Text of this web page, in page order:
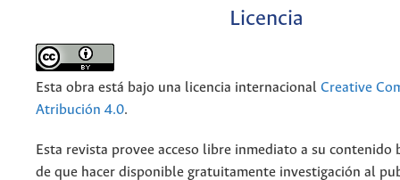
Licencia
Esta obra está bajo una licencia internacional Creative
Atribución 4.0.
Esta revista provee acceso libre inmediato a su contenido
de que hacer disponible gratuitamente investigación al